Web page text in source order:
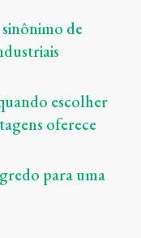
de
escolher
oferece
para uma